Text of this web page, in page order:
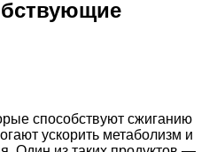
способствуют сжиганию
ускорить метаболизм и